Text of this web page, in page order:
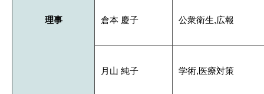
理事 倉本 慶子 公衆衛生,広報
月山 純子 学術,医療対策